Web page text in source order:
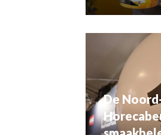
De